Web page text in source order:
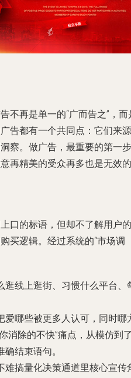
不再是单一的“广而告之”，而
告都有一个共同点：它们来源
察。做广告，最重要的第一步
再精美的受众再多也是无效的
口的标语，但却不了解用户的
买逻辑。经过系统的“市场调
逛线上逛街、习惯什么平台、
爱哪些被更多人认可，同时哪
消除的不快”痛点，从模仿到
结束语句。
难搞量化决策通道里核心宣传